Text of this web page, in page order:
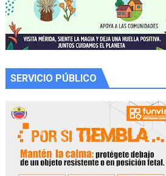
SERVICIO PÚBLICO